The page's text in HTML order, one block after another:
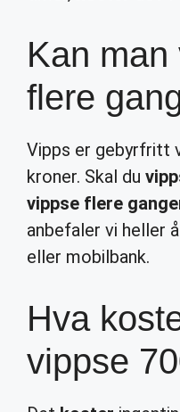
Kan
flere
Vipps er gebyrfritt
kroner. Skal du
vippse flere
anbefaler vi heller
eller mobilbank.
Hva
vippse